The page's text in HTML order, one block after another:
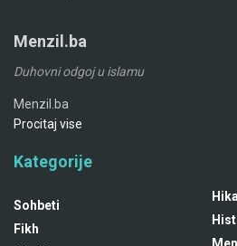
Menzil.ba
Duhovni odgoj u islamu
Menzil.ba
Procitaj vise
Kategorije
Sohbeti
Fikh